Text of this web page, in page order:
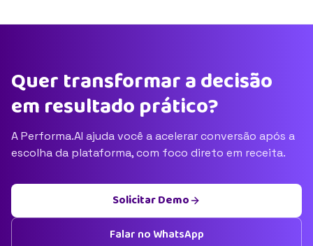
Quer transformar a decisão
em resultado prático?
A Performa.AI ajuda você a acelerar conversão após a
escolha da plataforma, com foco direto em receita.
Solicitar Demo
Falar no WhatsApp